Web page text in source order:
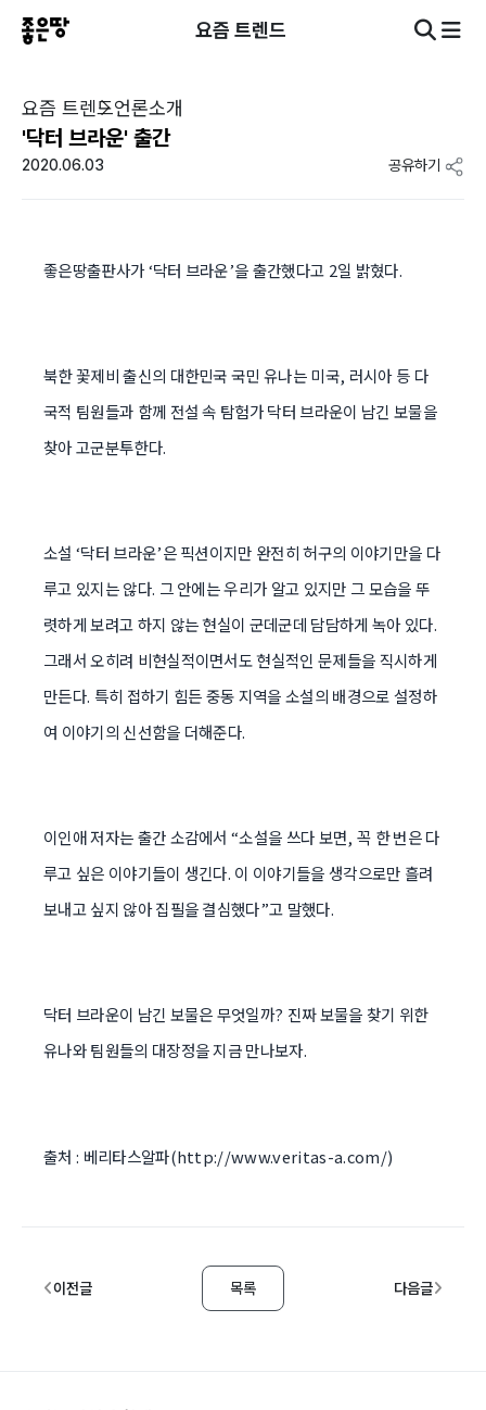
요즘 트렌드
요즘 트렌드언론소개
'닥터 브라운' 출간
2020.06.03 공유하기
좋은땅출판사가 ‘닥터 브라운’을 출간했다고 2일 밝혔다.
북한 꽃제비 출신의 대한민국 국민 유나는 미국, 러시아 등 다
국적 팀원들과 함께 전설 속 탐험가 닥터 브라운이 남긴 보물을
찾아 고군분투한다.
소설 ‘닥터 브라운’은 픽션이지만 완전히 허구의 이야기만을 다
루고 있지는 않다. 그 안에는 우리가 알고 있지만 그 모습을 뚜
렷하게 보려고 하지 않는 현실이 군데군데 담담하게 녹아 있다.
그래서 오히려 비현실적이면서도 현실적인 문제들을 직시하게
만든다. 특히 접하기 힘든 중동 지역을 소설의 배경으로 설정하
여 이야기의 신선함을 더해준다.
이인애 저자는 출간 소감에서 “소설을 쓰다 보면, 꼭 한 번은 다
루고 싶은 이야기들이 생긴다. 이 이야기들을 생각으로만 흘려
보내고 싶지 않아 집필을 결심했다”고 말했다.
닥터 브라운이 남긴 보물은 무엇일까? 진짜 보물을 찾기 위한
유나와 팀원들의 대장정을 지금 만나보자.
출처 : 베리타스알파(http://www.veritas-a.com/)
이전글 목록 다음글